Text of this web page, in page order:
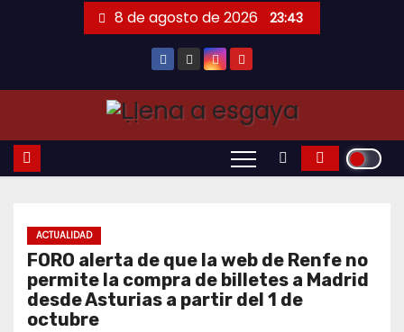
8 de agosto de 2026 23:43
ACTUALIDAD
FORO alerta de que la web de Renfe no
permite la compra de billetes a Madrid
desde Asturias a partir del 1 de
octubre